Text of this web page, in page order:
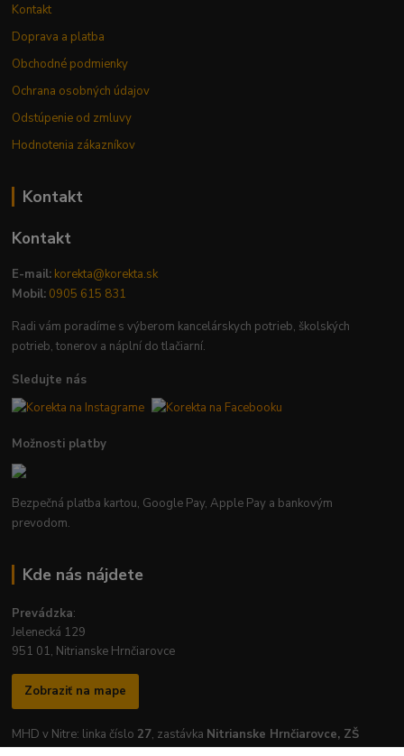
Kontakt
Doprava a platba
Obchodné podmienky
Ochrana osobných údajov
Odstúpenie od zmluvy
Hodnotenia zákazníkov
Kontakt
Kontakt
E-mail: korekta@korekta.sk
Mobil: 0905 615 831
Radi vám poradíme s výberom kancelárskych potrieb, školských
potrieb, tonerov a náplní do tlačiarní.
Sledujte nás
Možnosti platby
Bezpečná platba kartou, Google Pay, Apple Pay a bankovým
prevodom.
Kde nás nájdete
Prevádzka:
Jelenecká 129
951 01, Nitrianske Hrnčiarovce
Zobraziť na mape
MHD v Nitre: linka číslo 27, zastávka Nitrianske Hrnčiarovce, ZŠ